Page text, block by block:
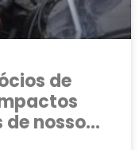
de
nossos